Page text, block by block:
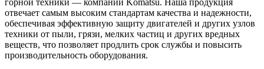
отвечает самым высоким стандартам качества и надежности,
обеспечивая эффективную защиту двигателей и других узлов
техники от пыли, грязи, мелких частиц и других вредных
веществ, что позволяет продлить срок службы и повысить
производительность оборудования.